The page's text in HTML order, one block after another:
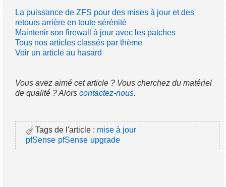
La puissance de ZFS pour des mises à jour et des
retours arrière en toute sérénité
Maintenir son firewall à jour avec les patches
Tous nos articles classés par thème
Voir un article au hasard
Vous avez aimé cet article ? Vous cherchez du matériel
de qualité ? Alorscontactez-nous.
Tags de l'article : mise à jour
pfSense pfSense upgrade